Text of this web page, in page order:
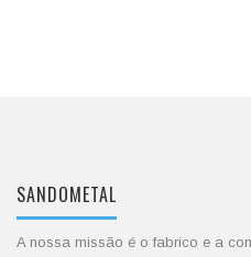
SANDOMETAL
A nossa missão é o fabrico e a